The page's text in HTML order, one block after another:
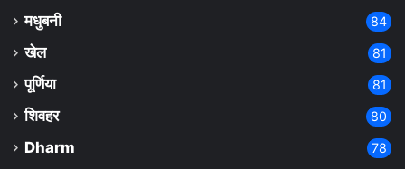
मधुबनी 84
खेल 81
पूर्णिया 81
शिवहर 80
Dharm 78